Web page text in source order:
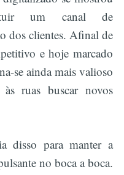
um canal de
dos clientes. Afinal de
e hoje marcado
se ainda mais valioso
ruas buscar novos
disso para manter a
no boca a boca.